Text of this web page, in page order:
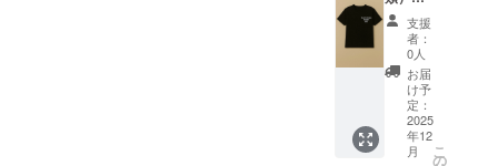
ディン
グで支
援をし
た旨を
お声掛
けくだ
さい。
現金交
換はで
弊社オ
リジナ
ルTシャ
ツをデ
ザイン
したT
シャツ
と弊社
店舗
支援
者：
0人
お届
け予
定：
2025
年12
月
こ
の